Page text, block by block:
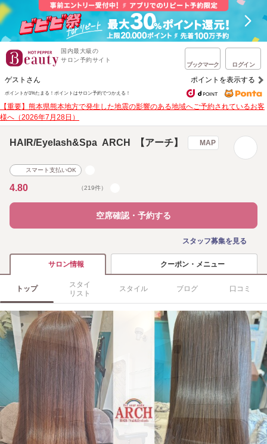
国内最大級の
サロン予約サイト
ブックマーク ログイン
ゲストさん ポイントを表示する
ポイントが1%たまる！ ポイントはサロン予約でつかえる！
【重要】熊本県熊本地方で発生した地震の影響のある地域へご予約されているお客
様へ（2026年7月28日）
HAIR/Eyelash&Spa ARCH 【アーチ】 MAP
スマート支払いOK
4.80 （219件）
空席確認・予約する
スタッフ募集を見る
サロン情報 クーポン・メニュー
トップ
スタイ
リスト
スタイル ブログ 口コミ